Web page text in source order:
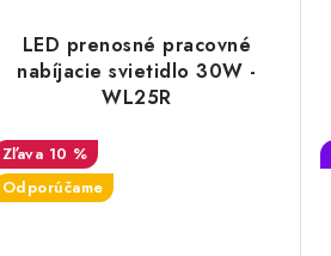
LED prenosné pracovné
nabíjacie svietidlo 30W -
WL25R
10 %
Odporúčame